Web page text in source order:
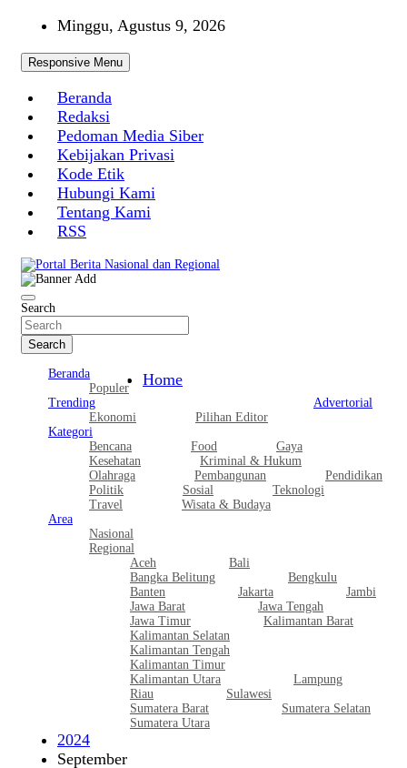
content
Minggu, Agustus 9, 2026
Responsive Menu
Beranda
Redaksi
Pedoman Media Siber
Kebijakan Privasi
Kode Etik
Hubungi Kami
Tentang Kami
RSS
Portal Berita Nasional dan Regional
Search
Search
Beranda
Populer
Trending
Ekonomi
Pilihan Editor
Advertorial
Kategori
Bencana
Food
Gaya
Kesehatan
Kriminal & Hukum
Olahraga
Pembangunan
Pendidikan
Politik
Sosial
Teknologi
Travel
Wisata & Budaya
Area
Nasional
Regional
Aceh
Bali
Bangka Belitung
Bengkulu
Banten
Jakarta
Jambi
Jawa Barat
Jawa Tengah
Jawa Timur
Kalimantan Barat
Kalimantan Selatan
Kalimantan Tengah
Kalimantan Timur
Kalimantan Utara
Lampung
Riau
Sulawesi
Sumatera Barat
Sumatera Selatan
Sumatera Utara
Home
2024
September